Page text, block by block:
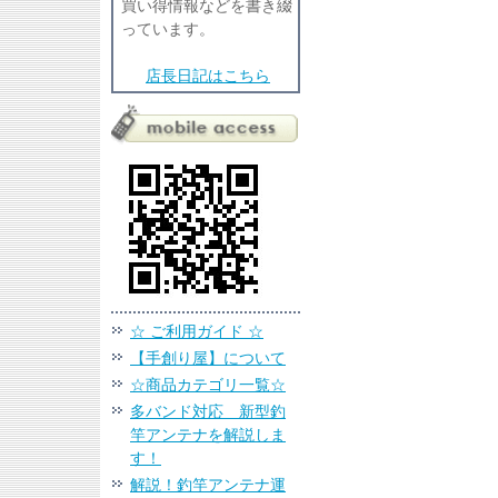
買い得情報などを書き綴
っています。
店長日記はこちら
☆ ご利用ガイド ☆
【手創り屋】について
☆商品カテゴリ一覧☆
多バンド対応 新型釣
竿アンテナを解説しま
す！
解説！釣竿アンテナ運